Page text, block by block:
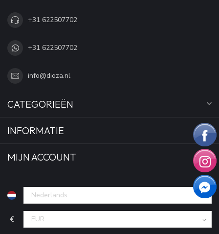
+31 622507702
+31 622507702
info@dioza.nl
CATEGORIEËN
INFORMATIE
MIJN ACCOUNT
€